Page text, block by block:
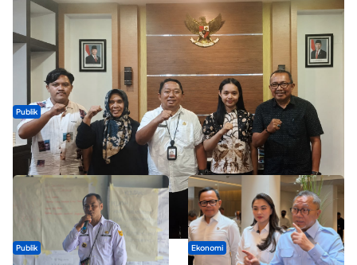
Publik
Dua Talenta Muda Ternate Wakili Maluku Utara di Gita Bahana
Nusantara 2026
Publik Ekonomi